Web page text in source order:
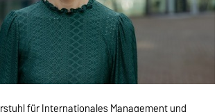
für Internationales Management und